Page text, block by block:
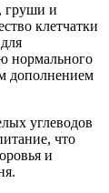
груши и
клетчатки
нормального
дополнением
углеводов
что
и